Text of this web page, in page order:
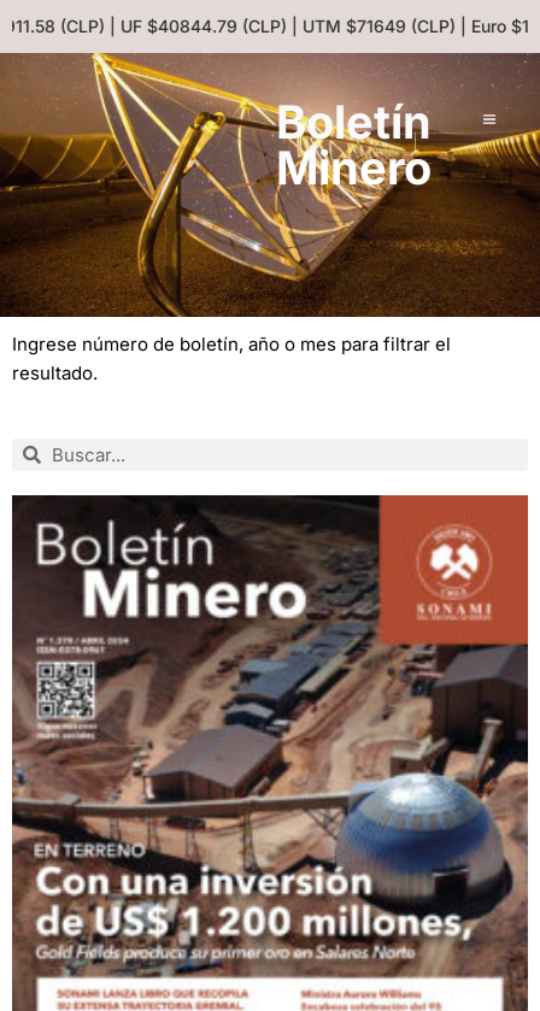
$40844.79 (CLP) | UTM $71649 (CLP) | Euro $1053.36 (CLP)
Boletín
Minero
Ingrese número de boletín, año o mes para filtrar el
resultado.